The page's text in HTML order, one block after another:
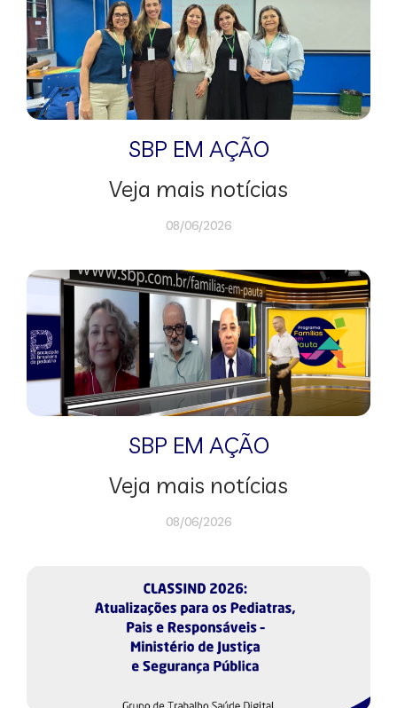
SBP EM AÇÃO
Veja mais notícias
08/06/2026
SBP EM AÇÃO
Veja mais notícias
08/06/2026